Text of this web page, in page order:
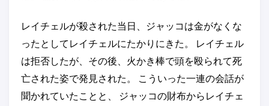
レイチェルが殺された当日、ジャッコは金がなくな
ったとしてレイチェルにたかりにきた。 レイチェル
は拒否したが、その後、火かき棒で頭を殴られて死
亡された姿で発見された。 こういった一連の会話が
聞かれていたことと、 ジャッコの財布からレイチェ